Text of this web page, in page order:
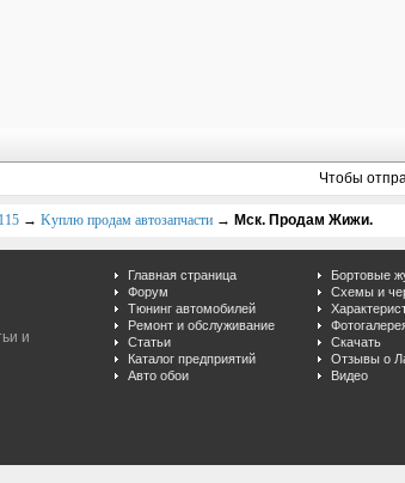
Чтобы
→ Kуплю продам автозапчасти → Мск. Продам Жижи.
и
Главная страница
Форум
Тюнинг автомобилей
Ремонт и обслуживание
Статьи
Каталог предприятий
Авто обои
Бортовые
Схемы и
Скачать
Отзывы о
Видео